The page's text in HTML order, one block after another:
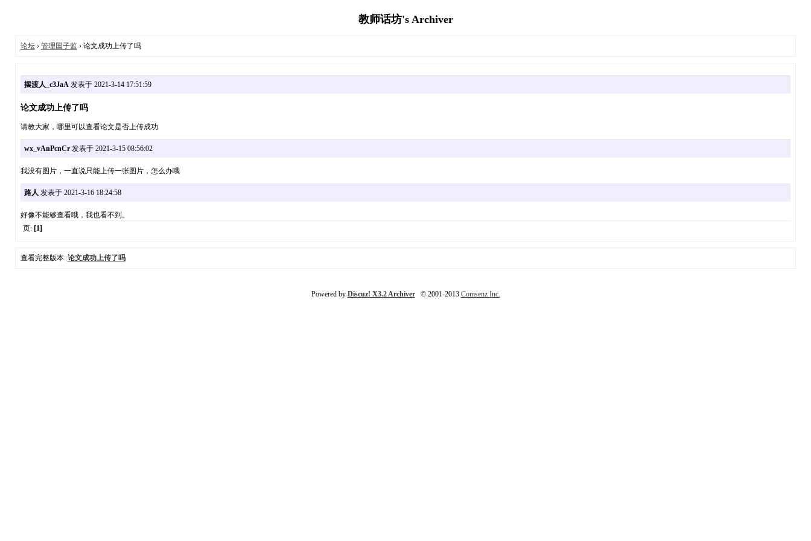
教师话坊's Archiver
论坛› 管理国子监› 论文成功上传了吗
摆渡人_c3JaA发表于 2021-3-14 17:51:59
论文成功上传了吗
请教大家，哪里可以查看论文是否上传成功
wx_vAnPcnCr发表于 2021-3-15 08:56:02
我没有图片，一直说只能上传一张图片，怎么办哦
路人 发表于 2021-3-16 18:24:58
好像不能够查看哦，我也看不到。
页: [1]
查看完整版本: 论文成功上传了吗
Powered by Discuz! X3.2 Archiver© 2001-2013 Comsenz Inc.